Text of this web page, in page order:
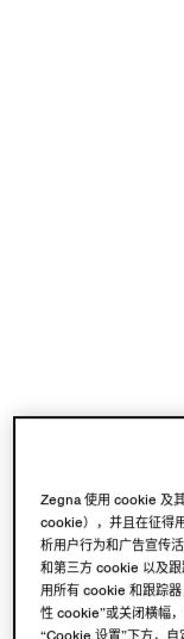
Zegna 使用 cookie 及
cookie），并且在征得
析用户行为和广告宣传
和第三方 cookie 以及跟
用所有 cookie 和跟踪
性 cookie”或关闭横幅